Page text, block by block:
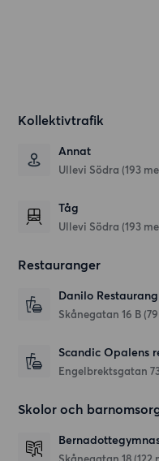
Kollektivtrafik
Annat
Ullevi Södra (193
Tåg
Ullevi Södra (193
Restauranger
Danilo
Skånegatan 16 B
Scandic Opalens
Engelbrektsgatan
Skolor och